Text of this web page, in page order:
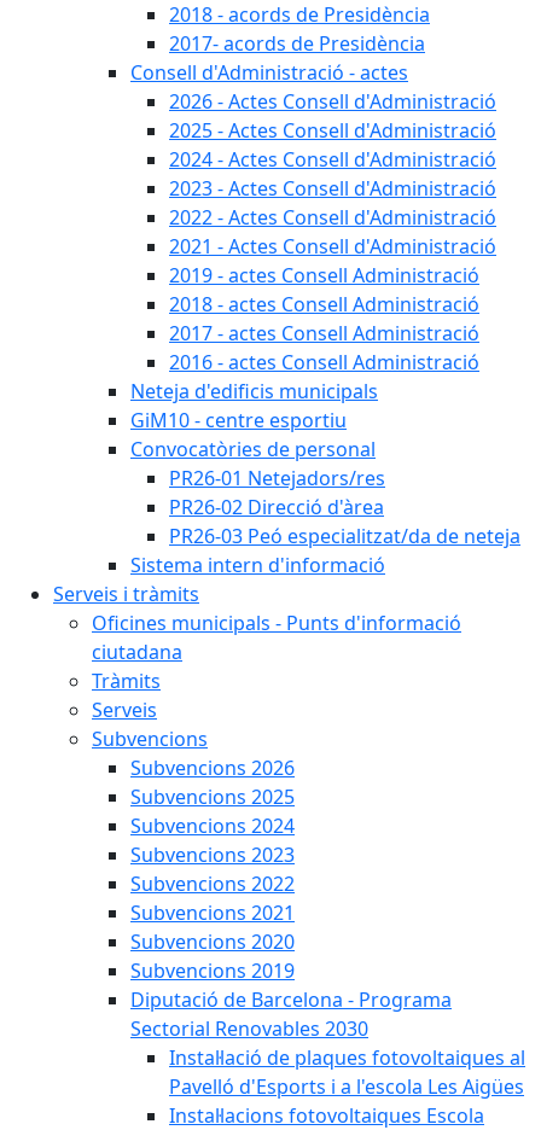
2018 - acords de Presidència
2017- acords de Presidència
Consell d'Administració - actes
2026 - Actes Consell d'Administració
2025 - Actes Consell d'Administració
2024 - Actes Consell d'Administració
2023 - Actes Consell d'Administració
2022 - Actes Consell d'Administració
2021 - Actes Consell d'Administració
2019 - actes Consell Administració
2018 - actes Consell Administració
2017 - actes Consell Administració
2016 - actes Consell Administració
Neteja d'edificis municipals
GiM10 - centre esportiu
Convocatòries de personal
PR26-01 Netejadors/res
PR26-02 Direcció d'àrea
PR26-03 Peó especialitzat/da de neteja
Sistema intern d'informació
Serveis i tràmits
Oficines municipals - Punts d'informació
ciutadana
Tràmits
Serveis
Subvencions
Subvencions 2026
Subvencions 2025
Subvencions 2024
Subvencions 2023
Subvencions 2022
Subvencions 2021
Subvencions 2020
Subvencions 2019
Diputació de Barcelona - Programa
Sectorial Renovables 2030
Instal·lació de plaques fotovoltaiques al
Pavelló d'Esports i a l'escola Les Aigües
Instal·lacions fotovoltaiques Escola